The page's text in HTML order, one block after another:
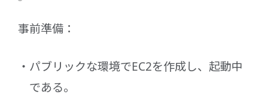
事前準備：
パブリックな環境でEC2を作成し、起動中
である。